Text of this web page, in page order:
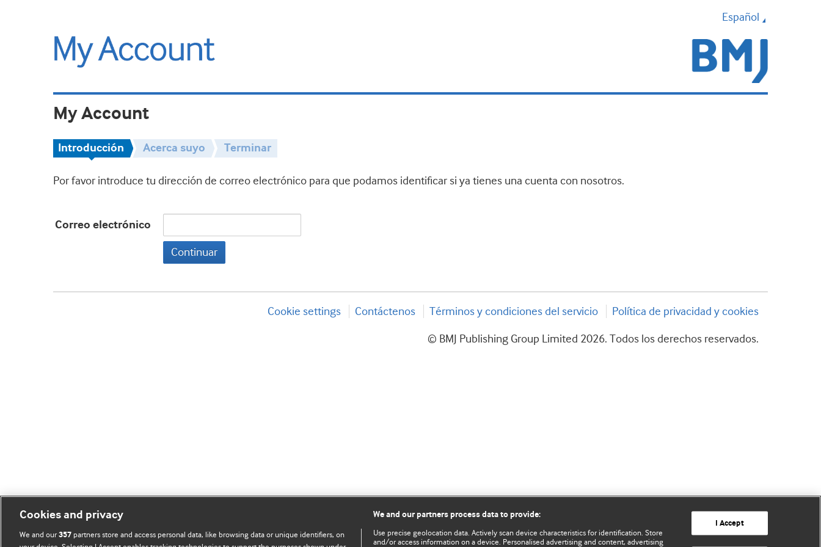
Español
My Account
Introducción Acerca suyo Terminar
Por favor introduce tu dirección de correo electrónico para que podamos identificar si ya tienes una cuenta con nosotros.
Correo electrónico
Continuar
Cookie settings Contáctenos Términos y condiciones del servicio Política de privacidad y cookies
© BMJ Publishing Group Limited 2026. Todos los derechos reservados.
Cookies and privacy
We and our357 partners store and access personal data, like browsing data or unique identifiers, on
We and our partners process data to provide:
Use precise geolocation data. Actively scan device characteristics for identification. Store
and/or access information on a device. Personalised advertising and content, advertising
I Accept